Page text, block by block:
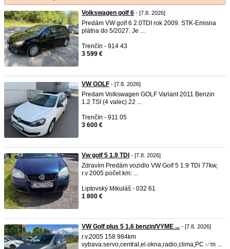
Volkswagen golf 6 - [7.8. 2026]
Predám VW golf 6 2.0TDI rok 2009. STK-Emisna
plátna do 5/2027. Je ...
Trenčín - 914 43
3 599 €
VW GOLF - [7.8. 2026]
Predam Volkswagen GOLF Variant 2011 Benzin
1.2 TSI (4 valec) 22 ...
Trenčín - 911 05
3 600 €
Vw golf 5 1.9 TDI - [7.8. 2026]
Zdravím Predám vozidlo VW Golf 5 1.9 TDi 77kw,
r.v 2005 počet km: ...
Liptovský Mikuláš - 032 61
1 800 €
VW Golf plus 5 1.6 benzin/VYME ... - [7.8. 2026]
r.v.2005 158 984km
vybava:servo,central,el.okna,radio,clima,PC ✅m ...